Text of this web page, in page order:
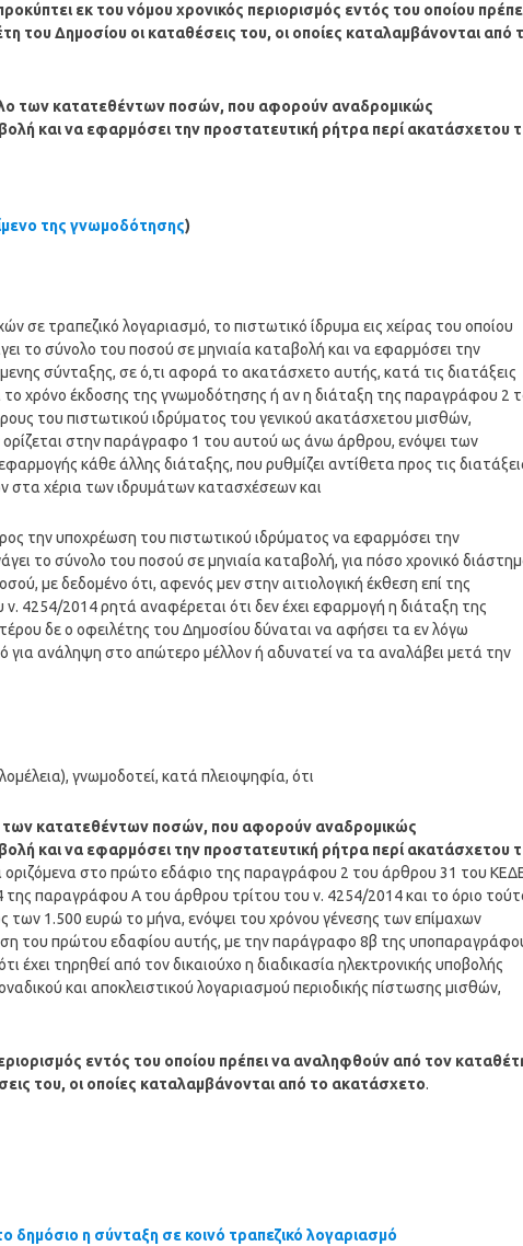
εκ του νόμου χρονικός περιορισμός εντός του οποίου
του Δημοσίου οι καταθέσεις του, οι οποίες καταλαμβάνονται από
των κατατεθέντων ποσών, που αφορούν αναδρομικώς
και να εφαρμόσει την προστατευτική ρήτρα περί ακατάσχετου
της γνωμοδότησης)
σε τραπεζικό λογαριασμό, το πιστωτικό ίδρυμα εις χείρας του οποίου
το σύνολο του ποσού σε μηνιαία καταβολή και να εφαρμόσει την
σύνταξης, σε ό,τι αφορά το ακατάσχετο αυτής, κατά τις διατάξεις
χρόνο έκδοσης της γνωμοδότησης ή αν η διάταξη της παραγράφου 2
του πιστωτικού ιδρύματος του γενικού ακατάσχετου μισθών,
στην παράγραφο 1 του αυτού ως άνω άρθρου, ενόψει των
κάθε άλλης διάταξης, που ρυθμίζει αντίθετα προς τις
στα χέρια των ιδρυμάτων κατασχέσεων και
την υποχρέωση του πιστωτικού ιδρύματος να εφαρμόσει την
το σύνολο του ποσού σε μηνιαία καταβολή, για πόσο χρονικό
με δεδομένο ότι, αφενός μεν στην αιτιολογική έκθεση επί της
4254/2014 ρητά αναφέρεται ότι δεν έχει εφαρμογή η διάταξη της
δε ο οφειλέτης του Δημοσίου δύναται να αφήσει τα εν λόγω
για ανάληψη στο απώτερο μέλλον ή αδυνατεί να τα αναλάβει μετά την
γνωμοδοτεί, κατά πλειοψηφία, ότι
των κατατεθέντων ποσών, που αφορούν αναδρομικώς
και να εφαρμόσει την προστατευτική ρήτρα περί ακατάσχετου
οριζόμενα στο πρώτο εδάφιο της παραγράφου 2 του άρθρου 31 του
παραγράφου Α του άρθρου τρίτου του ν. 4254/2014 και το όριο
των 1.500 ευρώ το μήνα, ενόψει του χρόνου γένεσης των επίμαχων
του πρώτου εδαφίου αυτής, με την παράγραφο 8β της
τηρηθεί από τον δικαιούχο η διαδικασία ηλεκτρονικής υποβολής
και αποκλειστικού λογαριασμού περιοδικής πίστωσης μισθών,
εντός του οποίου πρέπει να αναληφθούν από τον
του, οι οποίες καταλαμβάνονται από το ακατάσχετο.
δημόσιο η σύνταξη σε κοινό τραπεζικό λογαριασμό